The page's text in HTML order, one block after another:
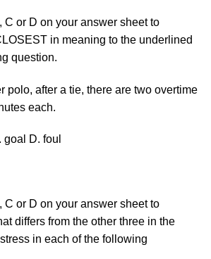
C or D on your answer sheet to
in meaning to the underlined
question.
polo, after a tie, there are two overtime
each.
D. foul
C or D on your answer sheet to
differs from the other three in the
in each of the following